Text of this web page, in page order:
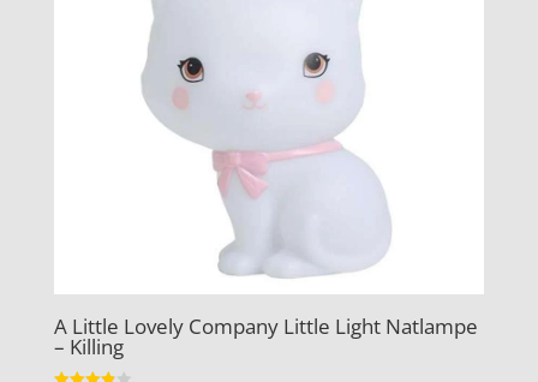
A Little Lovely Company Little Light Natlampe
– Killing